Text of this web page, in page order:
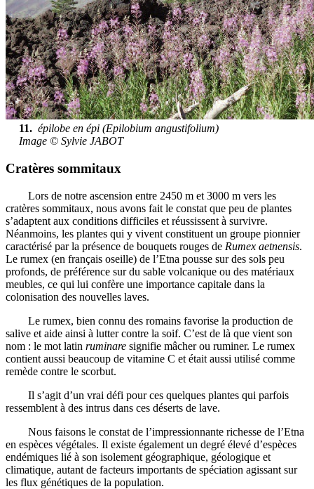
11.épilobe en épi (Epilobium angustifolium)
Image © Sylvie JABOT
Cratères sommitaux
Lors de notre ascension entre 2450 m et 3000 m vers les
cratères sommitaux, nous avons fait le constat que peu de plantes
s’adaptent aux conditions difficiles et réussissent à survivre.
Néanmoins, les plantes qui y vivent constituent un groupe pionnier
caractérisé par la présence de bouquets rouges de Rumex aetnensis.
Le rumex (en français oseille) de l’Etna pousse sur des sols peu
profonds, de préférence sur du sable volcanique ou des matériaux
meubles, ce qui lui confère une importance capitale dans la
colonisation des nouvelles laves.
Le rumex, bien connu des romains favorise la production de
salive et aide ainsi à lutter contre la soif. C’est de là que vient son
nom : le mot latin ruminare signifie mâcher ou ruminer. Le rumex
contient aussi beaucoup de vitamine C et était aussi utilisé comme
remède contre le scorbut.
Il s’agit d’un vrai défi pour ces quelques plantes qui parfois
ressemblent à des intrus dans ces déserts de lave.
Nous faisons le constat de l’impressionnante richesse de l’Etna
en espèces végétales. Il existe également un degré élevé d’espèces
endémiques lié à son isolement géographique, géologique et
climatique, autant de facteurs importants de spéciation agissant sur
les flux génétiques de la population.